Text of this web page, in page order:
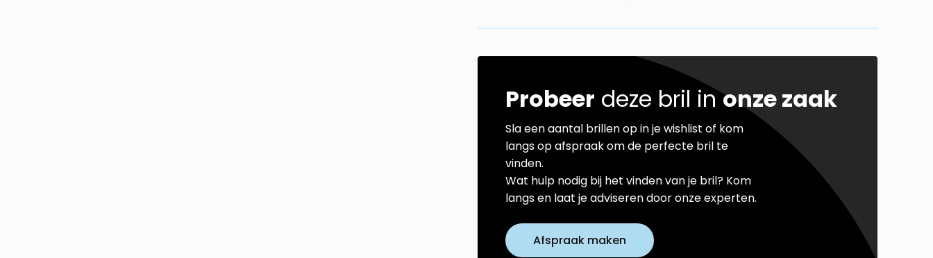
Probeer deze bril inonze zaak
Sla een aantal brillen op in je wishlist of kom
langs op afspraak om de perfecte bril te
vinden.
Wat hulp nodig bij het vinden van je bril? Kom
langs en laat je adviseren door onze experten.
Afspraak maken